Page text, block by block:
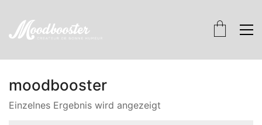
moodbooster
Einzelnes Ergebnis wird angezeigt